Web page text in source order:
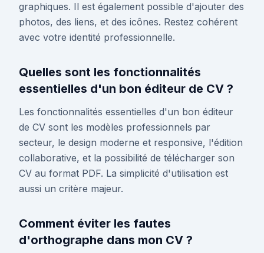
graphiques. Il est également possible d'ajouter des
photos, des liens, et des icônes. Restez cohérent
avec votre identité professionnelle.
Quelles sont les fonctionnalités
essentielles d'un bon éditeur de CV ?
Les fonctionnalités essentielles d'un bon éditeur
de CV sont les modèles professionnels par
secteur, le design moderne et responsive, l'édition
collaborative, et la possibilité de télécharger son
CV au format PDF. La simplicité d'utilisation est
aussi un critère majeur.
Comment éviter les fautes
d'orthographe dans mon CV ?